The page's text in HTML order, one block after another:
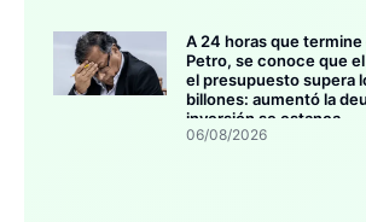
A 24 horas que
Petro, se conoce que
el presupuesto supera
billones: aumentó la
inversión se estanca
06/08/2026